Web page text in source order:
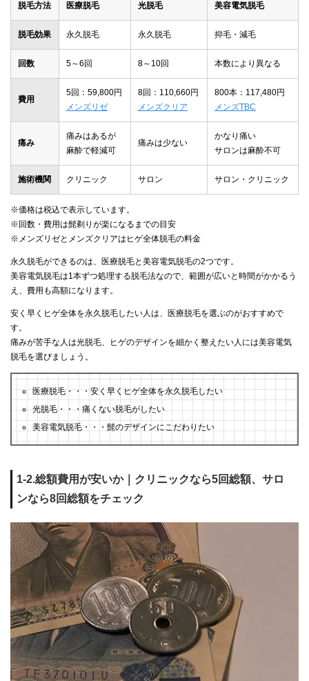
脱毛方法 医療脱毛 光脱毛 美容電気脱毛
脱毛効果 永久脱毛 永久脱毛 抑毛・減毛
回数 5～6回 8～10回 本数により異なる
費用
5回：59,800円
メンズリゼ
8回：110,660円
メンズクリア
800本：117,480円
メンズTBC
痛み
痛みはあるが
麻酔で軽減可
痛みは少ない
かなり痛い
サロンは麻酔不可
施術機関 クリニック サロン サロン・クリニック
※価格は税込で表示しています。
※回数・費用は髭剃りが楽になるまでの目安
※メンズリゼとメンズクリアはヒゲ全体脱毛の料金
永久脱毛ができるのは、医療脱毛と美容電気脱毛の2つです。
美容電気脱毛は1本ずつ処理する脱毛法なので、範囲が広いと時間がかかるう
え、費用も高額になります。
安く早くヒゲ全体を永久脱毛したい人は、医療脱毛を選ぶのがおすすめで
す。
痛みが苦手な人は光脱毛、ヒゲのデザインを細かく整えたい人には美容電気
脱毛を選びましょう。
医療脱毛・・・安く早くヒゲ全体を永久脱毛したい
光脱毛・・・痛くない脱毛がしたい
美容電気脱毛・・・髭のデザインにこだわりたい
1-2.総額費用が安いか｜クリニックなら5回総額、サロ
ンなら8回総額をチェック